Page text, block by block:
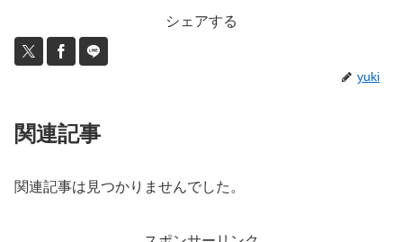
シェアする
yuki
関連記事
関連記事は見つかりませんでした。